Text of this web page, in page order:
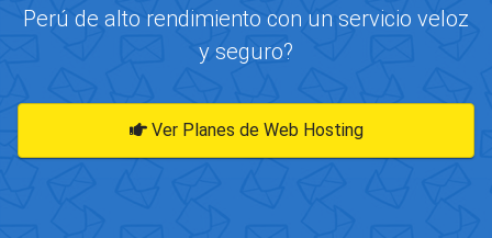
Perú de alto rendimiento con un servicio veloz
y seguro?
Ver Planes de Web Hosting